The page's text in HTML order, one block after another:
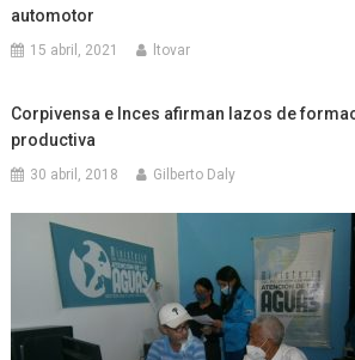
automotor
15 abril, 2021 ltovar
Corpivensa e Inces afirman lazos de
productiva
30 abril, 2018 Gilberto Daly